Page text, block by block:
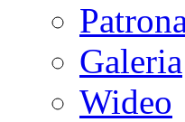
Galeria
Wideo